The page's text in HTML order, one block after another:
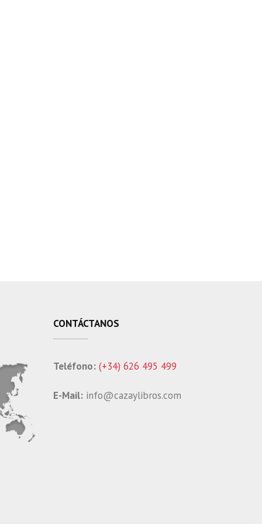
CONTÁCTANOS
Teléfono: (+34) 626 495 499
E-Mail: info@cazaylibros.com